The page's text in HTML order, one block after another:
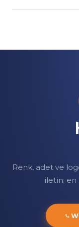
Renk, adet ve
iletin; en